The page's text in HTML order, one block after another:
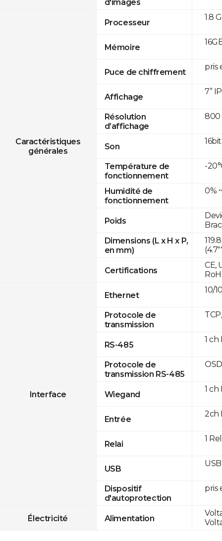
d'images
Caractéristiques
générales
Processeur
Mémoire
Puce de chiffrement
Affichage
Résolution
d’affichage
Son
Température de
fonctionnement
Humidité de
fonctionnement
Poids
Dimensions (L x H x P,
en mm)
Certifications
Interface
Ethernet
Protocole de
transmission
RS-485
Protocole de
transmission RS-485
Wiegand
Entrée
Relai
USB
Dispositif
d'autoprotection
Électricité Alimentation
1.8
pris
7”
800
16bit
-
0%
CE,
10/
1 ch
1
2ch
1
pris